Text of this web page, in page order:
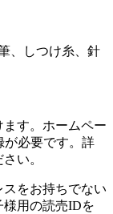
、しつけ糸、針
す。ホームペー
が必要です。詳
い。
をお持ちでない
用の読売IDを